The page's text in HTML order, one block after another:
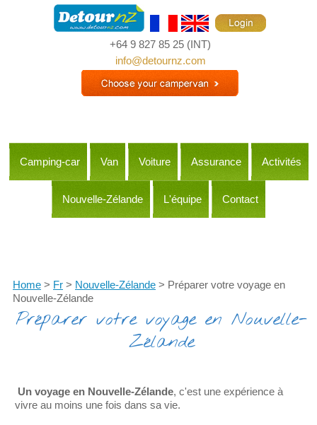
+64 9 827 85 25 (INT)
info@detournz.com
Camping-car Van Voiture Assurance Activités
Nouvelle-Zélande L'équipe Contact
Home > Fr > Nouvelle-Zélande > Préparer votre voyage en
Nouvelle-Zélande
Préparer votre voyage en Nouvelle-
Zélande
Un voyage en Nouvelle-Zélande, c'est une expérience à
vivre au moins une fois dans sa vie.